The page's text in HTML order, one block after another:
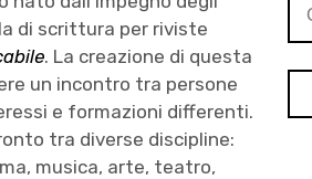
di scrittura per riviste
. La creazione di questa
un incontro tra persone
e formazioni differenti.
tra diverse discipline:
musica, arte, teatro,